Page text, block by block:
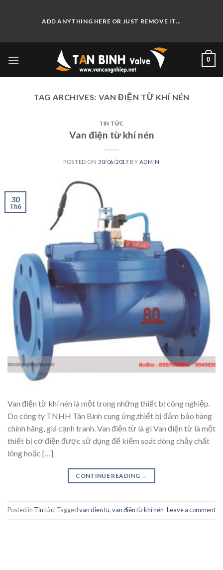
ADD ANYTHING HERE OR JUST REMOVE IT...
0
TAG ARCHIVES: VAN ĐIỆN TỪ KHÍ NÉN
TIN TỨC
Van điện từ khí nén
POSTED ON 30/06/2017 BY ADMIN
30
Th6
Van điện từ khí nén là một trong những thiết bị công nghiệp.
Do công ty TNHH Tân Bình cung ứng,thiết bị đảm bảo hàng
chính hãng, giá cạnh tranh. Van điện từ là gì Van điện từ là một
thiết bị cơ điện được sử dụng để kiểm soát dòng chảy chất
lỏng hoặc […]
CONTINUE READING →
Posted in Tin tức Taggedvan dien tu,van điện từ khí nén Leave a comment